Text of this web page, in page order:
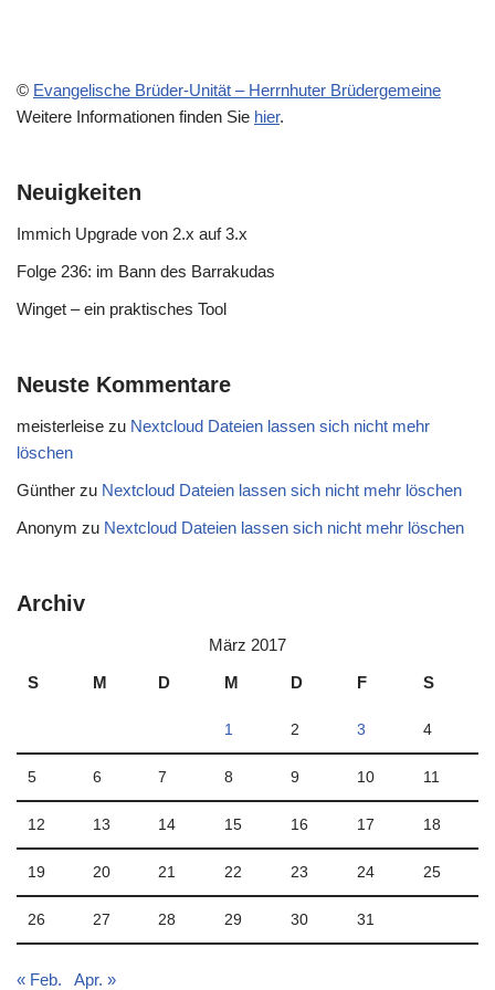
© Evangelische Brüder-Unität – Herrnhuter Brüdergemeine
Weitere Informationen finden Sie hier.
Neuigkeiten
Immich Upgrade von 2.x auf 3.x
Folge 236: im Bann des Barrakudas
Winget – ein praktisches Tool
Neuste Kommentare
meisterleise zu Nextcloud Dateien lassen sich nicht mehr
löschen
Günther zu Nextcloud Dateien lassen sich nicht mehr löschen
Anonym zu Nextcloud Dateien lassen sich nicht mehr löschen
Archiv
März 2017
S
M D M D F S
1 2 3 4
5 6 7 8 9 10 11
12 13 14 15 16 17 18
19 20 21 22 23 24 25
26 27 28 29 30 31
« Feb. Apr. »